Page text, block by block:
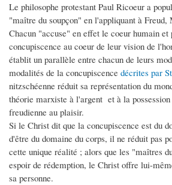
Le philosophe protestant Paul Ricoeur a
"maître du soupçon" en l'appliquant à
Chacun "accuse" en effet le coeur humain et
concupiscence au coeur de leur vision de
établit un parallèle entre chacun de leurs
modalités de la concupiscence décrites par
nitzschéenne réduit sa représentation du
théorie marxiste à l'argent et à la possession
freudienne au plaisir.
Si le Christ dit que la concupiscence est du
d'être du domaine du corps, il ne réduit pas
cette unique réalité ; alors que les "maîtres
espoir de rédemption, le Christ offre lui-
sa personne.